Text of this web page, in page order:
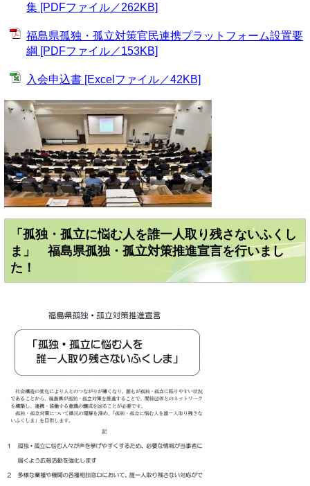
集 [PDFファイル／262KB]
福島県孤独・孤立対策官民連携プラットフォーム設置要
綱 [PDFファイル／153KB]
入会申込書 [Excelファイル／42KB]
「孤独・孤立に悩む人を誰一人取り残さないふくし
ま」 福島県孤独・孤立対策推進宣言を行いまし
た！